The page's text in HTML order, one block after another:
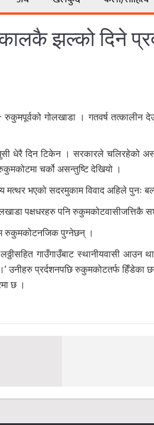
झल्को दिने
गोलखाडा । गतवर्ष तत्कालीन
धेरै दिन टिकेन । सरकारले चलिरहेको
चर्को असन्तुष्टि देखियो ।
मत्थर भएको सदरमुकाम विवाद अहिले पुनः
पक्षधरहरु पनि रुकुमकोटवासीजत्तिकै
रुकुमकोटनजिक पुग्नेछन् ।
गाउँगाउँबाट स्थानीयवासी आउन
उनीहरु प्रर्दशनपछि रुकुमकोटतर्फ हिँडेका
छ ।